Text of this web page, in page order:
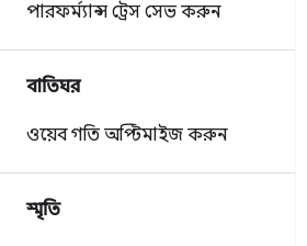
পারফর্ম্যান্স ট্রেস সেভ করুন
বাতিঘর
ওয়েব গতি অপ্টিমাইজ করুন
স্মৃতি